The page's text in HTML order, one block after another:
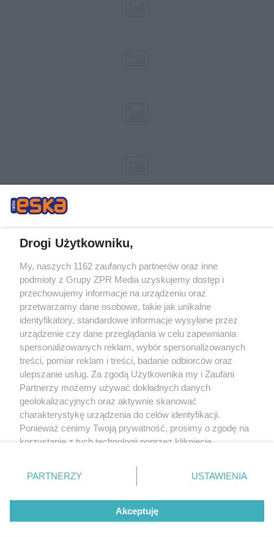
Żaden utwór zamieszczony w serwisie nie może być powielany i
rozpowszechniany lub dalej rozpowszechniany w jakikolwiek sposób (w
tym także elektroniczny lub mechaniczny) na jakimkolwiek polu
eksploatacji w jakiejkolwiek formie, włącznie z umieszczaniem w Internecie
bez pisemnej zgody właściciela praw. Jakiekolwiek użycie lub
wykorzystanie utworów w całości lub w części z naruszeniem prawa, tzn.
bez właściwej zgody, jest zabronione pod groźbą kary i może być ścigane
prawnie.
O nas
Drogi Użytkowniku,
My, naszych 1162 zaufanych partnerów oraz inne
podmioty z Grupy ZPR Media uzyskujemy dostęp i
przechowujemy informacje na urządzeniu oraz
przetwarzamy dane osobowe, takie jak unikalne
identyfikatory, standardowe informacje wysyłane przez
urządzenie czy dane przeglądania w celu zapewniania
spersonalizowanych reklam, wybór spersonalizowanych
treści, pomiar reklam i treści, badanie odbiorców oraz
ulepszanie usług. Za zgodą Użytkownika my i Zaufani
Partnerzy możemy używać dokładnych danych
geolokalizacyjnych oraz aktywnie skanować
charakterystykę urządzenia do celów identyfikacji.
Ponieważ cenimy Twoją prywatność, prosimy o zgodę na
korzystanie z tych technologii poprzez kliknięcie
zmienić/wycofać klikając przycisk ustawień prywatności
znajdujący się w lewym dolnym rogu strony
rodzaje przetwarzania danych nie wymagają zgody
użytkownika, ale masz prawo sprzeciwić się takiemu
przetwarzaniu. Preferencje będą miały zastosowanie tylko
PARTNERZY USTAWIENIA
Akceptuję